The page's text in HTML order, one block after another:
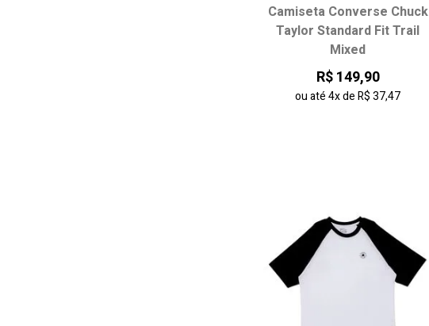
Escolha seu tamanho:
M
Camiseta Converse Chuck
Taylor Standard Fit Trail
Mixed
R$ 149,90
ou até4xdeR$ 37,47